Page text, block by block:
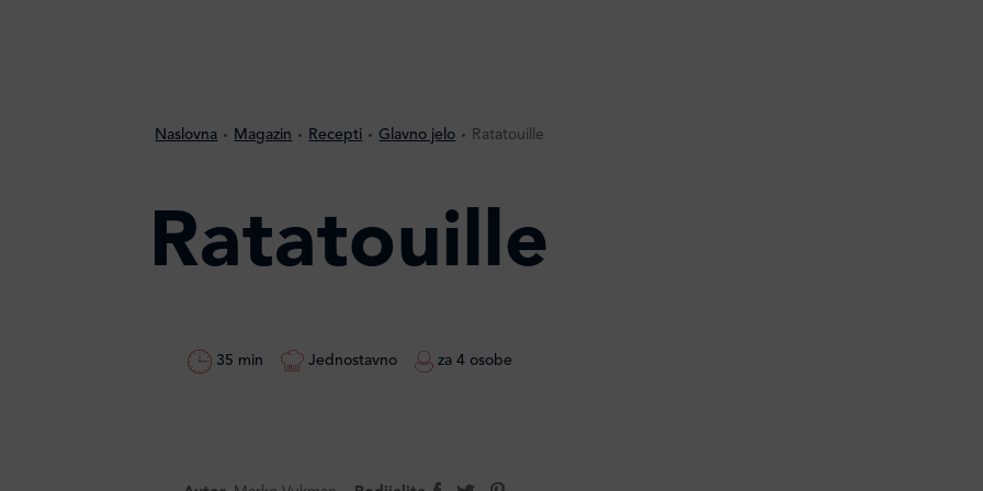
Naslovna Magazin Recepti Glavno jelo Ratatouille
Ratatouille
35 min Jednostavno za 4 osobe